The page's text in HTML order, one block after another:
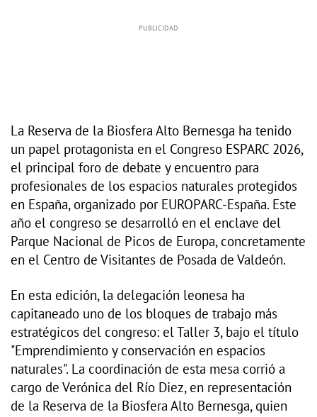
La Reserva de la Biosfera Alto Bernesga ha tenido
un papel protagonista en el Congreso ESPARC 2026,
el principal foro de debate y encuentro para
profesionales de los espacios naturales protegidos
en España, organizado por EUROPARC-España. Este
año el congreso se desarrolló en el enclave del
Parque Nacional de Picos de Europa, concretamente
en el Centro de Visitantes de Posada de Valdeón.
En esta edición, la delegación leonesa ha
capitaneado uno de los bloques de trabajo más
estratégicos del congreso: el Taller 3, bajo el título
"Emprendimiento y conservación en espacios
naturales". La coordinación de esta mesa corrió a
cargo de Verónica del Río Diez, en representación
de la Reserva de la Biosfera Alto Bernesga, quien